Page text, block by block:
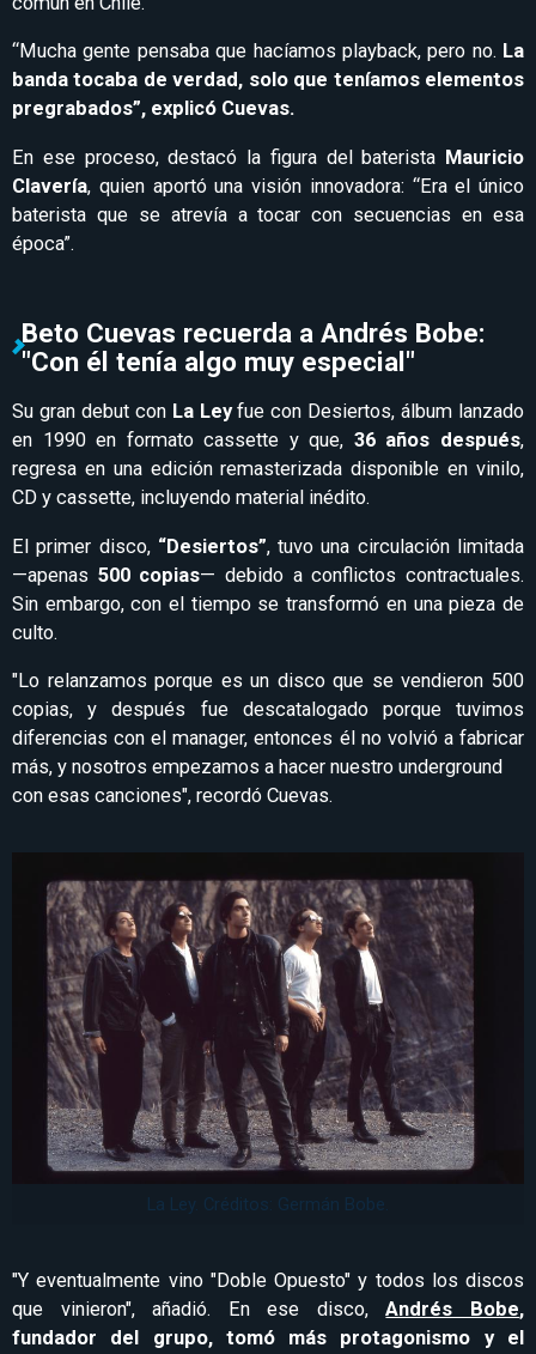
“Mucha gente pensaba que hacíamos playback, pero no. La
banda tocaba de verdad, solo que teníamos elementos
pregrabados”, explicó Cuevas.
En ese proceso, destacó la figura del baterista Mauricio
Clavería, quien aportó una visión innovadora: “Era el único
baterista que se atrevía a tocar con secuencias en esa
época”.
Beto Cuevas recuerda a Andrés Bobe:
"Con él tenía algo muy especial"
Su gran debut con La Leyfue con Desiertos, álbum lanzado
en 1990 en formato cassette y que, 36 años después,
regresa en una edición remasterizada disponible en vinilo,
CD y cassette, incluyendo material inédito.
El primer disco, “Desiertos”, tuvo una circulación limitada
—apenas 500 copias— debido a conflictos contractuales.
Sin embargo, con el tiempo se transformó en una pieza de
culto.
"Lo relanzamos porque es un disco que se vendieron 500
copias, y después fue descatalogado porque tuvimos
diferencias con el manager, entonces él no volvió a fabricar
más, y nosotros empezamos a hacer nuestro underground
con esas canciones", recordó Cuevas.
La Ley. Créditos: Germán Bobe.
"Y eventualmente vino "Doble Opuesto" y todos los discos
que vinieron", añadió. En ese disco,Andrés Bobe,
fundador del grupo, tomó más protagonismo y el